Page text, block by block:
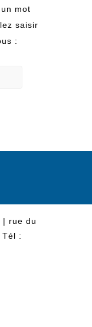
mot
saisir
:
| rue du
Tél :